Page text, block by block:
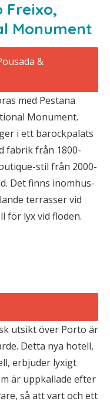
Freixo,
Monument
med Pestana
Monument.
i ett barockpalats
fabrik från 1800-
stil från 2000-
Det finns inomhus-
terrasser vid
för lyx vid floden.
utsikt över Porto är
Detta nya hotell,
erbjuder lyxigt
är uppkallade efter
så att vart och ett